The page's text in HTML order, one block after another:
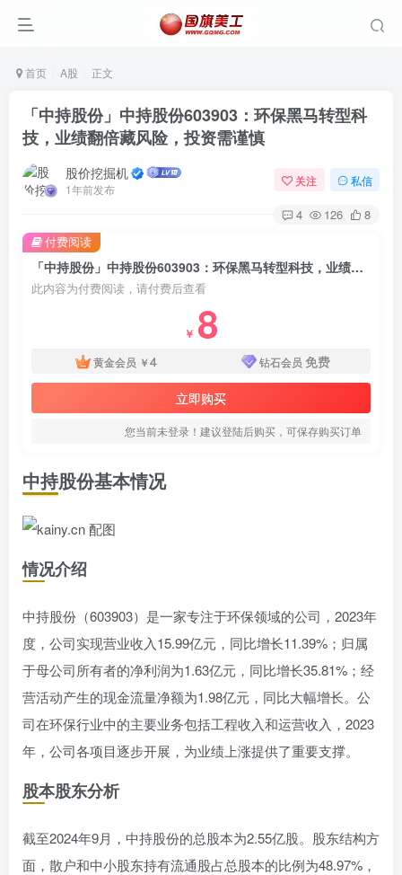
首页 A股 正文
「中持股份」中持股份603903：环保黑马转型科
技，业绩翻倍藏风险，投资需谨慎
股价挖掘机
1年前发布
关注 私信
4 126 8
「中持股份」中持股份603903：环保黑马转型科技，业绩翻倍藏风险，投资需谨慎
此内容为付费阅读，请付费后查看
￥ 8
黄金会员 ￥4 钻石会员 免费
立即购买
您当前未登录！建议登陆后购买，可保存购买订单
付费阅读
中持股份基本情况
情况介绍
中持股份（603903）是一家专注于环保领域的公司，2023年
度，公司实现营业收入15.99亿元，同比增长11.39%；归属
于母公司所有者的净利润为1.63亿元，同比增长35.81%；经
营活动产生的现金流量净额为1.98亿元，同比大幅增长。公
司在环保行业中的主要业务包括工程收入和运营收入，2023
年，公司各项目逐步开展，为业绩上涨提供了重要支撑。
股本股东分析
截至2024年9月，中持股份的总股本为2.55亿股。股东结构方
面，散户和中小股东持有流通股占总股本的比例为48.97%，